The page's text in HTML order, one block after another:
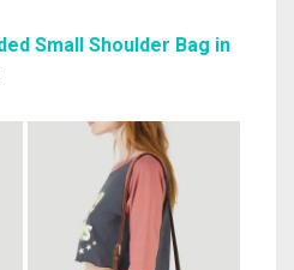
Small Shoulder Bag in